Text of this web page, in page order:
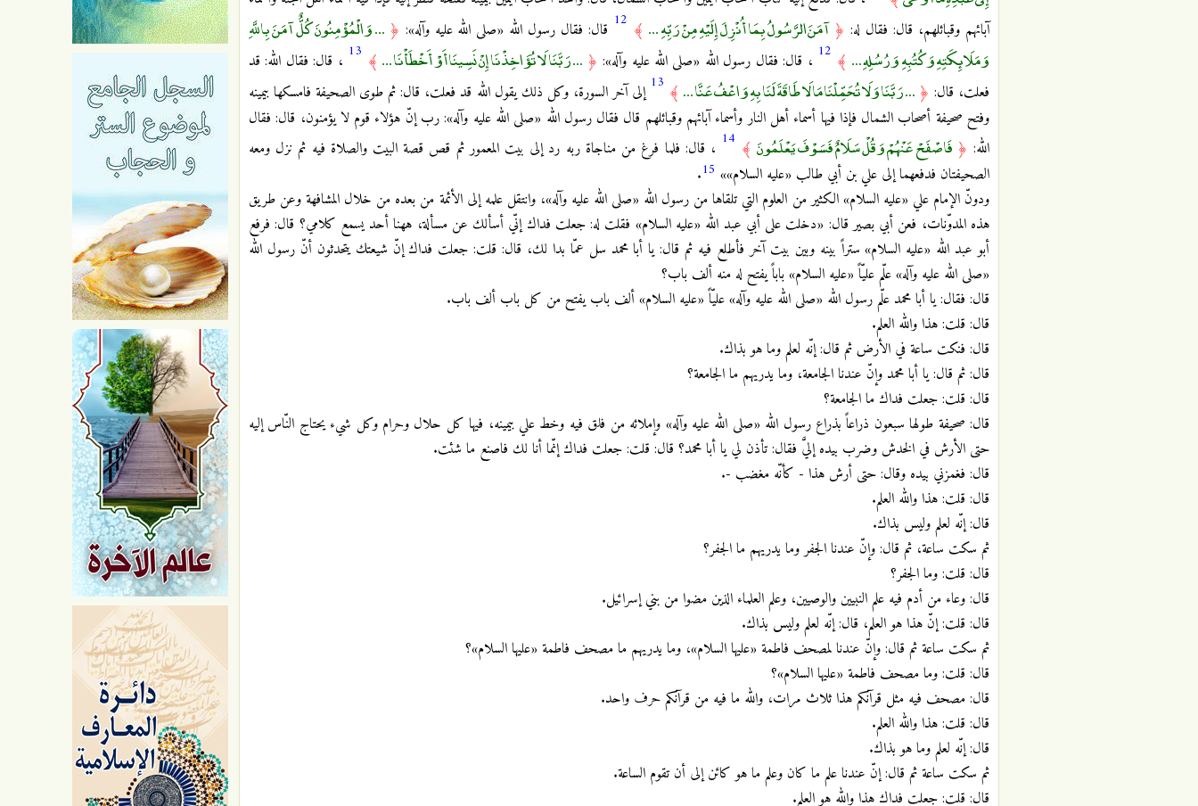
آبائهم وقبائلهم، قال: فقال له: ﴿ آمَنَ الرَّسُولُ بِمَا أُنْزِلَ إِلَيْهِ مِنْ رَبِّهِ ... ﴾ 12 قال: فقال رسول الله «صلى الله عليه وآله»: ﴿ ... وَالْمُؤْمِنُونَ كُلٌّ آمَنَ بِاللَّهِ
وَمَلَائِكَتِهِ وَكُتُبِهِ وَرُسُلِهِ ... ﴾ 12 ، قال: فقال رسول الله «صلى الله عليه وآله»: ﴿ ... رَبَّنَا لَا تُؤَاخِذْنَا إِنْ نَسِينَا أَوْ أَخْطَأْنَا ... ﴾ 13 ، قال: فقال الله: قد
فعلت، قال: ﴿ ... رَبَّنَا وَلَا تُحَمِّلْنَا مَا لَا طَاقَةَ لَنَا بِهِ وَاعْفُ عَنَّا ... ﴾ 13 إلى آخر السورة، وكل ذلك يقول الله قد فعلت، قال: ثم طوى الصحيفة فامسكها بيمينه
وفتح صحيفة أصحاب الشمال فإذا فيها أسماء أهل النار وأسماء آبائهم وقبائلهم قال فقال رسول الله «صلى الله عليه وآله»: رب إنّ هؤلاء قوم لا يؤمنون، قال: فقال
الله: ﴿ فَاصْفَحْ عَنْهُمْ وَقُلْ سَلَامٌ فَسَوْفَ يَعْلَمُونَ ﴾ 14 ، قال: فلما فرغ من مناجاة ربه رد إلى بيت المعمور ثم قص قصة البيت والصلاة فيه ثم نزل ومعه
الصحيفتان فدفعهما إلى علي بن أبي طالب «عليه السلام»» 15
.
ودونّ الإمام علي «عليه السلام» الكثير من العلوم التي تلقاها من رسول الله «صلى الله عليه وآله»، وانتقل علمه إلى الأئمة من بعده من خلال المشافهة وعن طريق
هذه المدوّنات، فعن أبي بصير قال: «دخلت على أبي عبد الله «عليه السلام» فقلت له: جعلت فداك إنّي أسألك عن مسألة، ههنا أحد يسمع كلامي؟ قال: فرفع
أبو عبد الله «عليه السلام» ستراً بينه وبين بيت آخر فأطلع فيه ثم قال: يا أبا محمد سل عمّا بدا لك، قال: قلت: جعلت فداك إنّ شيعتك يتحدثون أنّ رسول الله
«صلى الله عليه وآله» علّم عليّاً «عليه السلام» باباً يفتح له منه ألف باب؟
قال: فقال: يا أبا محمد علّم رسول الله «صلى الله عليه وآله» عليّاً «عليه السلام» ألف باب يفتح من كل باب ألف باب.
قال: قلت: هذا والله العلم.
قال: فنكت ساعة في الأرض ثم قال: إنّه لعلم وما هو بذاك.
قال: ثم قال: يا أبا محمد وإنّ عندنا الجامعة، وما يدريهم ما الجامعة؟
قال: قلت: جعلت فداك ما الجامعة؟
قال: صحيفة طولها سبعون ذراعاً بذراع رسول الله «صلى الله عليه وآله» وإملائه من فلق فيه وخط علي بيمينه، فيها كل حلال وحرام وكل شيء يحتاج النّاس إليه
حتى الأرش في الخدش وضرب بيده إليَّ فقال: تأذن لي يا أبا محمد؟ قال: قلت: جعلت فداك إنّما أنا لك فاصنع ما شئت.
قال: فغمزني بيده وقال: حتى أرش هذا - كأنّه مغضب -.
قال: قلت: هذا والله العلم.
قال: إنّه لعلم وليس بذاك.
ثم سكت ساعة، ثم قال: وإنّ عندنا الجفر وما يدريهم ما الجفر؟
قال: قلت: وما الجفر؟
قال: وعاء من أدم فيه علم النبيين والوصيين، وعلم العلماء الذين مضوا من بني إسرائيل.
قال: قلت: إنّ هذا هو العلم، قال: إنّه لعلم وليس بذاك.
ثم سكت ساعة ثم قال: وإنّ عندنا لمصحف فاطمة «عليها السلام»، وما يدريهم ما مصحف فاطمة «عليها السلام»؟
قال: قلت: وما مصحف فاطمة «عليها السلام»؟
قال: مصحف فيه مثل قرآنكم هذا ثلاث مرات، والله ما فيه من قرآنكم حرف واحد.
قال: قلت: هذا والله العلم.
قال: إنّه لعلم وما هو بذاك.
ثم سكت ساعة ثم قال: إنّ عندنا علم ما كان وعلم ما هو كائن إلى أن تقوم الساعة.
قال: قلت: جعلت فداك هذا والله هو العلم.